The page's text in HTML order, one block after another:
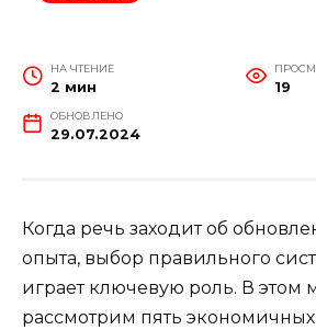
НА ЧТЕНИЕ
2 мин 19
ОБНОВЛЕНО
29.07.2024
Когда речь заходит об
опыта, выбор правильного
играет ключевую роль. В этом
рассмотрим пять экономичных